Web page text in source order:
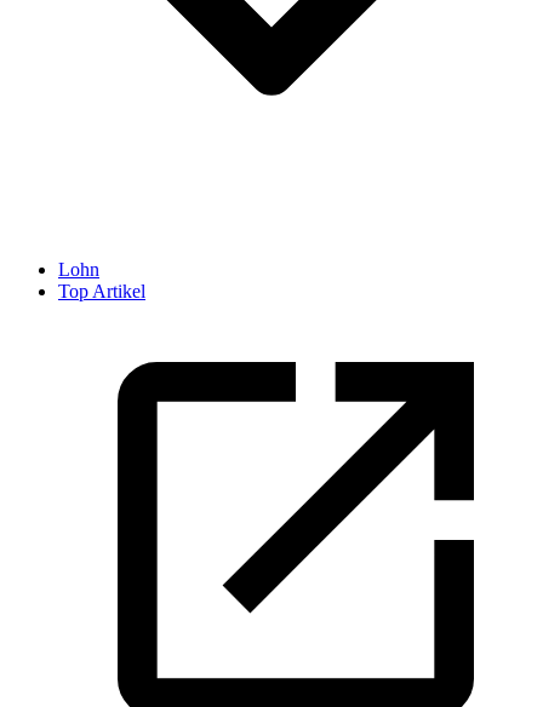
Lohn
Top Artikel